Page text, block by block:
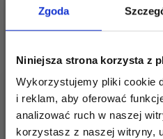
Zgoda
Niniejsza strona korzysta z
Wykorzystujemy pliki cookie
i reklam, aby oferować
analizować ruch w naszej
korzystasz z naszej witryny,
UCHWYT DO SZYCIA
TORBY 66 CM (2 SZT.)
44,70 zł
Okazja31/08/2026